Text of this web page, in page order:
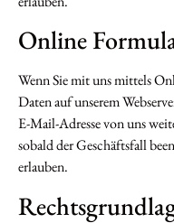
Online
Wenn Sie mit uns mittels
Daten auf unserem
E-Mail-Adresse von uns
sobald der Geschäftsfall
erlauben.